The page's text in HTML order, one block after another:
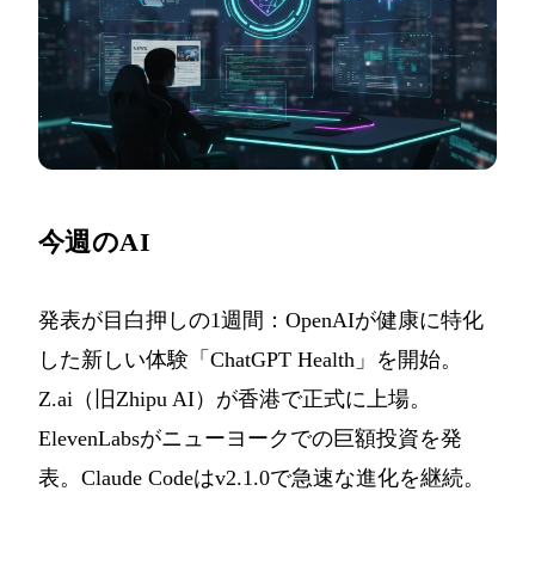
今週のAI
発表が目白押しの1週間：OpenAIが健康に特化
した新しい体験「ChatGPT Health」を開始。
Z.ai（旧Zhipu AI）が香港で正式に上場。
ElevenLabsがニューヨークでの巨額投資を発
表。Claude Codeはv2.1.0で急速な進化を継続。